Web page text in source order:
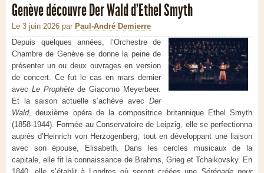
Genève découvre Der Wald d’Ethel Smyth
Le 3 juin 2026 par Paul-André Demierre
Depuis quelques années, l’Orchestre de
Chambre de Genève se donne la peine de
présenter un ou deux ouvrages en version
de concert. Ce fut le cas en mars dernier
avec Le Prophètede Giacomo Meyerbeer.
Et la saison actuelle s’achève avec Der
Wald, deuxième opéra de la compositrice britannique Ethel Smyth
(1858-1944). Formée au Conservatoire de Leipzig, elle se perfectionna
auprès d’Heinrich von Herzogenberg, tout en développant une liaison
avec son épouse, Elisabeth. Dans les cercles musicaux de la
capitale, elle fit la connaissance de Brahms, Grieg et Tchaikovsky. En